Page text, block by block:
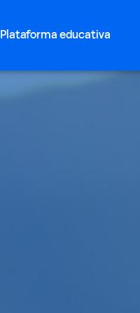
Plataforma educativa